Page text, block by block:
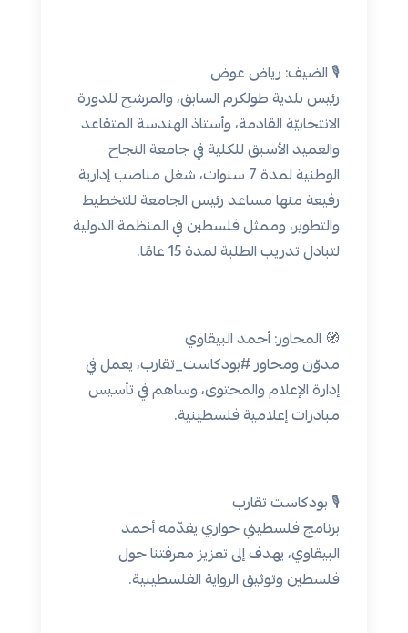
🎙 الضيف: رياض عوض
رئيس بلدية طولكرم السابق، والمرشح للدورة
الانتخابيّة القادمة، وأستاذ الهندسة المتقاعد
والعميد الأسبق للكلية في جامعة النجاح
الوطنية لمدة 7 سنوات، شغل مناصب إدارية
رفيعة منها مساعد رئيس الجامعة للتخطيط
والتطوير، وممثل فلسطين في المنظمة الدولية
لتبادل تدريب الطلبة لمدة 15 عامًا.
🧭 المحاور: أحمد البيقاوي
مدوّن ومحاور #بودكاست_تقارب، يعمل في
إدارة الإعلام والمحتوى، وساهم في تأسيس
مبادرات إعلامية فلسطينية.
🎙 بودكاست تقارب
برنامج فلسطيني حواري يقدّمه أحمد
البيقاوي، يهدف إلى تعزيز معرفتنا حول
فلسطين وتوثيق الرواية الفلسطينية.